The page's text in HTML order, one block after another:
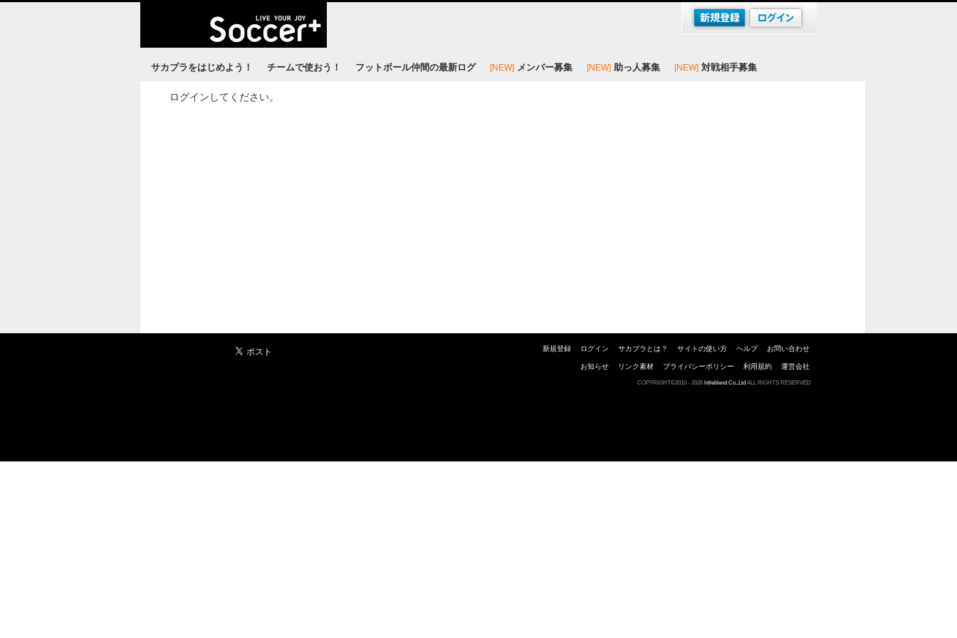
サカプラをはじめよう！ チームで使おう！ フットボール仲間の最新ログ [NEW] メンバー募集 [NEW] 助っ人募集 [NEW] 対戦相手募集
ログインしてください。
新規登録 ログイン サカプラとは？ サイトの使い方 ヘルプ お問い合わせ
お知らせ リンク素材 プライバシーポリシー 利用規約 運営会社
COPYRIGHT©2010 - 2026 littleblend Co.,Ltd ALL RIGHTS RESERVED